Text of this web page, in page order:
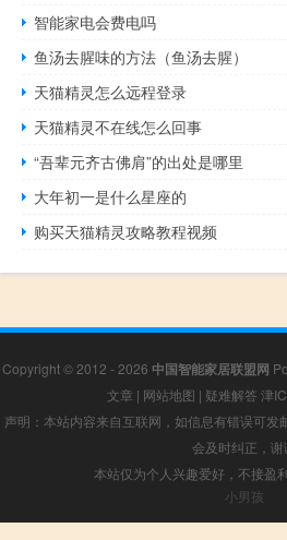
智能家电会费电吗
鱼汤去腥味的方法（鱼汤去腥）
天猫精灵怎么远程登录
天猫精灵不在线怎么回事
“吾辈元齐古佛肩”的出处是哪里
大年初一是什么星座的
购买天猫精灵攻略教程视频
Copyright © 2012 - 2026 中国智能家居联盟网
文章 | 网站地图 | 疑难解答 津
声明：本站内容来自互联网，如信息有错误可
会及时纠正，谢
本站仅为个人兴趣爱好，不接盈
小男孩